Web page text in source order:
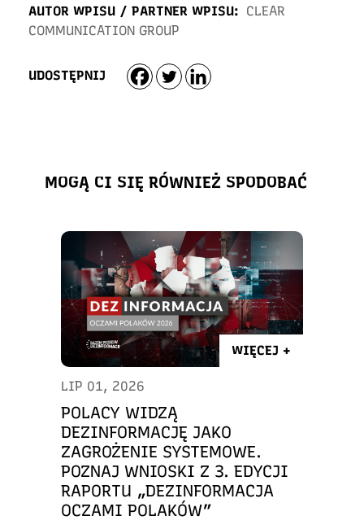
AUTOR WPISU / PARTNER WPISU: CLEAR
COMMUNICATION GROUP
UDOSTĘPNIJ
MOGĄ CI SIĘ RÓWNIEŻ SPODOBAĆ
WIĘCEJ +
LIP 01, 2026
POLACY WIDZĄ
DEZINFORMACJĘ JAKO
ZAGROŻENIE SYSTEMOWE.
POZNAJ WNIOSKI Z 3. EDYCJI
RAPORTU „DEZINFORMACJA
OCZAMI POLAKÓW”